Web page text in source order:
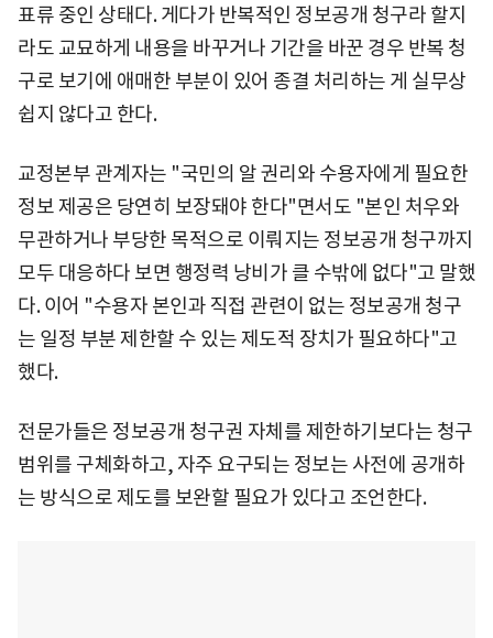
표류 중인 상태다. 게다가 반복적인 정보공개 청구라 할지
라도 교묘하게 내용을 바꾸거나 기간을 바꾼 경우 반복 청
구로 보기에 애매한 부분이 있어 종결 처리하는 게 실무상
쉽지 않다고 한다.
교정본부 관계자는 "국민의 알 권리와 수용자에게 필요한
정보 제공은 당연히 보장돼야 한다"면서도 "본인 처우와
무관하거나 부당한 목적으로 이뤄지는 정보공개 청구까지
모두 대응하다 보면 행정력 낭비가 클 수밖에 없다"고 말했
다. 이어 "수용자 본인과 직접 관련이 없는 정보공개 청구
는 일정 부분 제한할 수 있는 제도적 장치가 필요하다"고
했다.
전문가들은 정보공개 청구권 자체를 제한하기보다는 청구
범위를 구체화하고, 자주 요구되는 정보는 사전에 공개하
는 방식으로 제도를 보완할 필요가 있다고 조언한다.